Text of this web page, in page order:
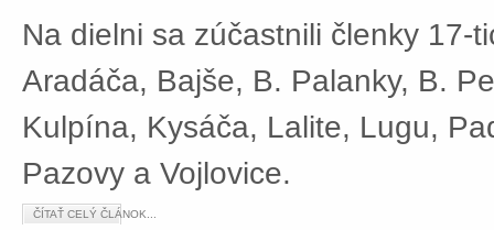
Na dielni sa zúčastnili členky 17-
Aradáča, Bajše, B. Palanky, B.
Kulpína, Kysáča, Lalite, Lugu,
Pazovy a Vojlovice.
ČÍTAŤ CELÝ ČLÁNOK...